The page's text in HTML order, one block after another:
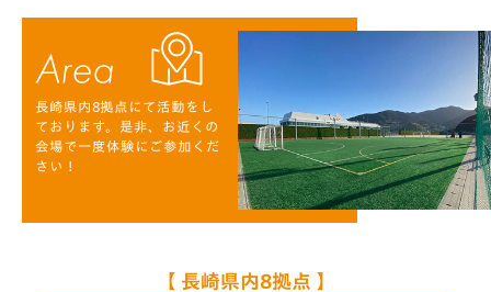
長崎県内8拠点にて活動をし
ております。是非、お近くの
会場で一度体験にご参加くだ
さい！
【 長崎県内8拠点 】